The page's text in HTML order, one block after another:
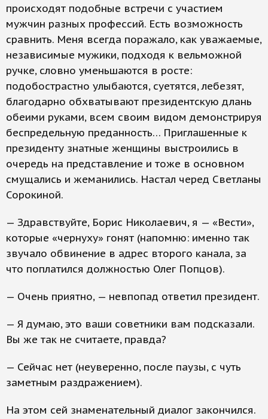
происходят подобные встречи с участием
мужчин разных профессий. Есть возможность
сравнить. Меня всегда поражало, как уважаемые,
независимые мужики, подходя к вельможной
ручке, словно уменьшаются в росте:
подобострастно улыбаются, суетятся, лебезят,
благодарно обхватывают президентскую длань
обеими руками, всем своим видом демонстрируя
беспредельную преданность… Приглашенные к
президенту знатные женщины выстроились в
очередь на представление и тоже в основном
смущались и жеманились. Настал черед Светланы
Сорокиной.
— Здравствуйте, Борис Николаевич, я — «Вести»,
которые «чернуху» гонят (напомню: именно так
звучало обвинение в адрес второго канала, за
что поплатился должностью Олег Попцов).
— Очень приятно, — невпопад ответил президент.
— Я думаю, это ваши советники вам подсказали.
Вы же так не считаете, правда?
— Сейчас нет (неуверенно, после паузы, с чуть
заметным раздражением).
На этом сей знаменательный диалог закончился.